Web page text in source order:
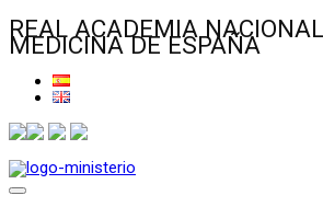
REAL ACADEMIA
MEDICINA DE ESPAÑA